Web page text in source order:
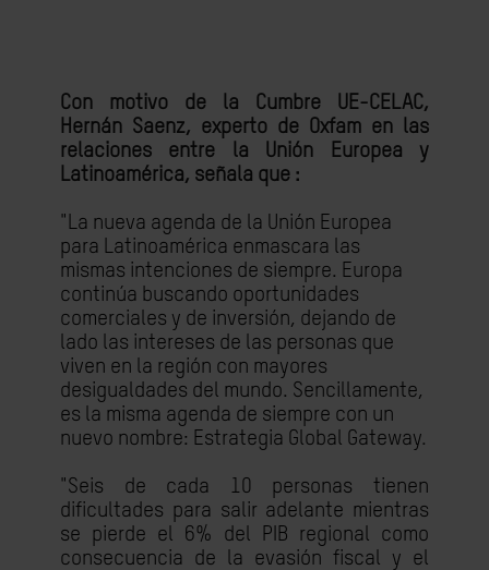
Con motivo de la Cumbre UE-CELAC,
Hernán Saenz, experto de Oxfam en las
relaciones entre la Unión Europea y
Latinoamérica, señala que :
"La nueva agenda de la Unión Europea
para Latinoamérica enmascara las
mismas intenciones de siempre. Europa
continúa buscando oportunidades
comerciales y de inversión, dejando de
lado las intereses de las personas que
viven en la región con mayores
desigualdades del mundo. Sencillamente,
es la misma agenda de siempre con un
nuevo nombre: Estrategia Global Gateway.
"Seis de cada 10 personas tienen
dificultades para salir adelante mientras
se pierde el 6% del PIB regional como
consecuencia de la evasión fiscal y el